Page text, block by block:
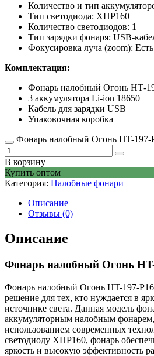
Количество и тип
Тип светодиода: XHP160
Количество светодиодов: 1
Тип зарядки фонаря: USB-
Фокусировка луча (zoom): Есть
Комплектация:
Фонарь налобный Огонь НТ-
3 аккумулятора Li-ion 18650
Кабель для зарядки USB
Упаковочная коробка
Фонарь налобный Огонь HT-197-
В корзину
Купить оптом
Категория: Налобные фонари
Описание
Отзывы (0)
Описание
Фонарь налобный Огонь HT-
Фонарь налобный Огонь HT-197-
решение для тех, кто нуждается в
источнике света. Данная модель
аккумуляторным налобным
использованием современных
светодиоду XHP160, фонарь
яркость и высокую эффективность